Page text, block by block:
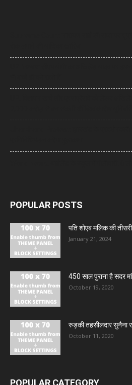
POPULAR POSTS
पति शोएब मलिक की तीसरी
January 21, 2024
450 साल पुराना है सदर
October 19, 2020
रुड़की तहसीलदार सुनैना
October 11, 2020
POPULAR CATEGORY